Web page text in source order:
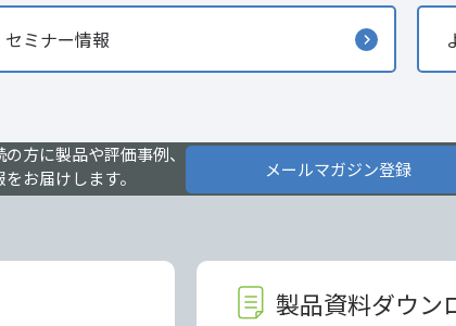
セミナー情報
方に製品や評価事例、
お届けします。
メールマガジン登録
製品資料ダウン